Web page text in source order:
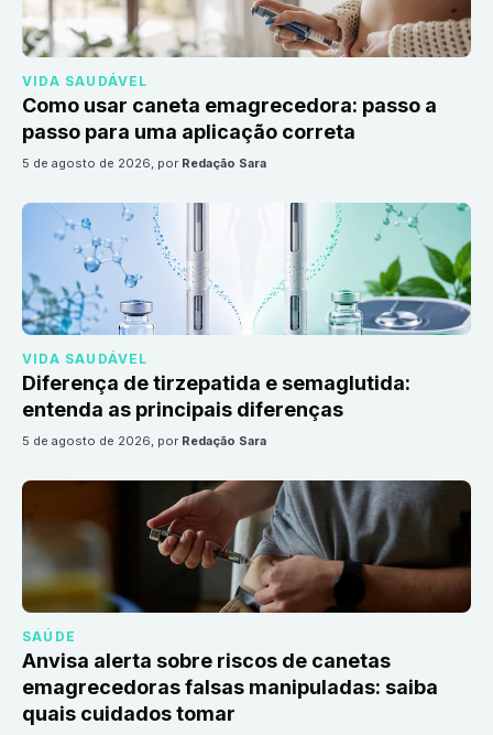
VIDA SAUDÁVEL
Como usar caneta emagrecedora: passo a
passo para uma aplicação correta
5 de agosto de 2026, por Redação Sara
VIDA SAUDÁVEL
Diferença de tirzepatida e semaglutida:
entenda as principais diferenças
5 de agosto de 2026, por Redação Sara
SAÚDE
Anvisa alerta sobre riscos de canetas
emagrecedoras falsas manipuladas: saiba
quais cuidados tomar